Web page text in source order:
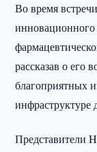
Во время
инновационного
рассказав о его
благоприятных
инфраструктуре
Представители